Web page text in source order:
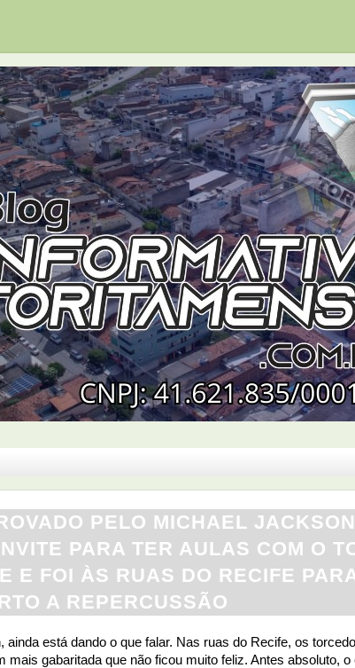
PELO MICHAEL
PARA TER AULAS COM O
E FOI ÀS RUAS DO RECIFE
A REPERCUSSÃO
está dando o que falar. Nas ruas do Recife, os
gabaritada que não ficou muito feliz. Antes absoluto,